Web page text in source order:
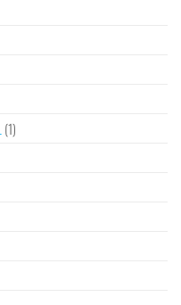
(1)